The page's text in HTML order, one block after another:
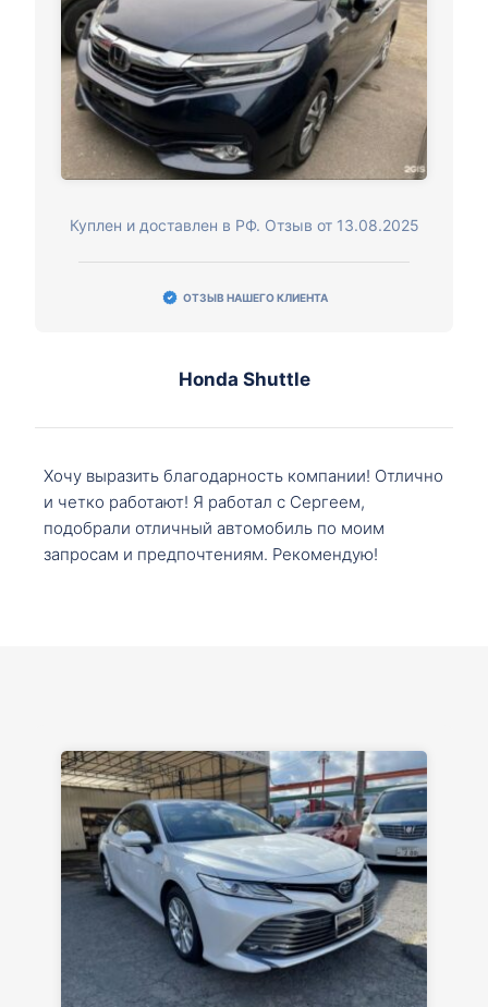
Куплен и доставлен в РФ. Отзыв от 13.08.2025
ОТЗЫВ НАШЕГО КЛИЕНТА
Honda Shuttle
Хочу выразить благодарность компании! Отлично
и четко работают! Я работал с Сергеем,
подобрали отличный автомобиль по моим
запросам и предпочтениям. Рекомендую!